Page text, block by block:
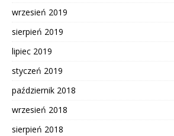
wrzesień 2019
sierpień 2019
lipiec 2019
styczeń 2019
październik 2018
wrzesień 2018
sierpień 2018